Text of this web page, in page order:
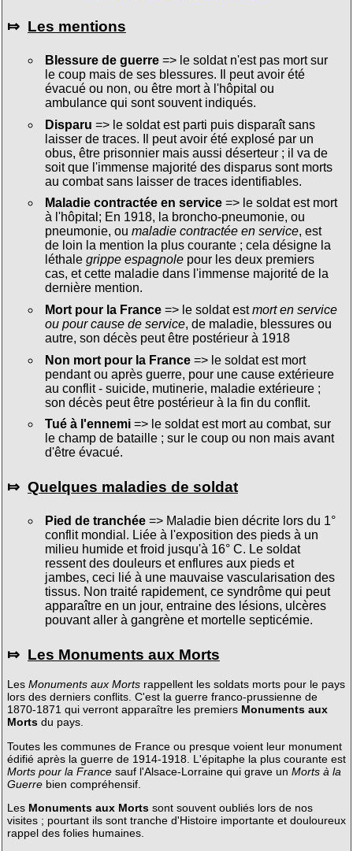
⤇ Les mentions
Blessure de guerre=> le soldat n'est pas mort sur
le coup mais de ses blessures. Il peut avoir été
évacué ou non, ou être mort à l'hôpital ou
ambulance qui sont souvent indiqués.
Disparu => le soldat est parti puis disparaît sans
laisser de traces. Il peut avoir été explosé par un
obus, être prisonnier mais aussi déserteur ; il va de
soit que l'immense majorité des disparus sont morts
au combat sans laisser de traces identifiables.
Maladie contractée en service=> le soldat est mort
à l'hôpital; En 1918, la broncho-pneumonie, ou
pneumonie, ou maladie contractée en service, est
de loin la mention la plus courante ; cela désigne la
léthale grippe espagnolepour les deux premiers
cas, et cette maladie dans l'immense majorité de la
dernière mention.
Mort pour la France=> le soldat estmort en service
ou pour cause de service, de maladie, blessures ou
autre, son décès peut être postérieur à 1918
Non mort pour la France=> le soldat est mort
pendant ou après guerre, pour une cause extérieure
au conflit - suicide, mutinerie, maladie extérieure ;
son décès peut être postérieur à la fin du conflit.
Tué à l'ennemi=> le soldat est mort au combat, sur
le champ de bataille ; sur le coup ou non mais avant
d'être évacué.
⤇ Quelques maladies de soldat
Pied de tranchée=> Maladie bien décrite lors du 1°
conflit mondial. Liée à l'exposition des pieds à un
milieu humide et froid jusqu'à 16° C. Le soldat
ressent des douleurs et enflures aux pieds et
jambes, ceci lié à une mauvaise vascularisation des
tissus. Non traité rapidement, ce syndrôme qui peut
apparaître en un jour, entraine des lésions, ulcères
pouvant aller à gangrène et mortelle septicémie.
⤇ Les Monuments aux Morts
Les Monuments aux Mortsrappellent les soldats morts pour le pays
lors des derniers conflits. C'est la guerre franco-prussienne de
1870-1871 qui verront apparaître les premiers Monuments aux
Mortsdu pays.
Toutes les communes de France ou presque voient leur monument
édifié après la guerre de 1914-1918. L'épitaphe la plus courante est
Morts pour la Francesauf l'Alsace-Lorraine qui grave un Morts à la
Guerrebien compréhensif.
Les Monuments aux Mortssont souvent oubliés lors de nos
visites ; pourtant ils sont tranche d'Histoire importante et douloureux
rappel des folies humaines.